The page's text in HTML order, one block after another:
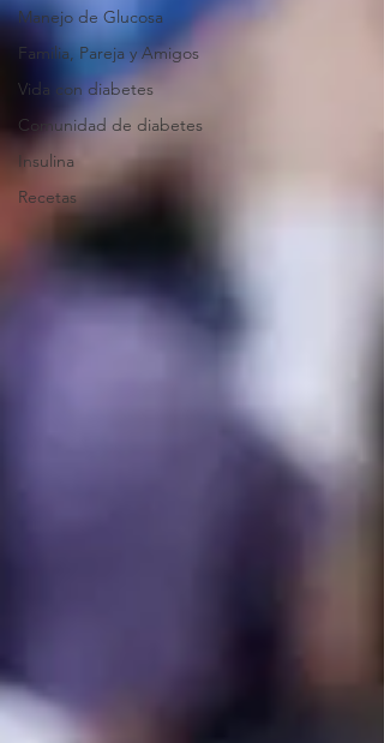
Manejo de Glucosa
Familia, Pareja y Amigos
Vida con diabetes
Comunidad de diabetes
Insulina
Recetas